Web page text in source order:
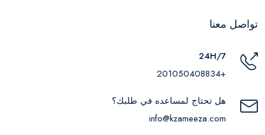
تواصل معنا
24H/7
+201050408834
هل تحتاج لمساعده في طلبك؟
info@kzameeza.com